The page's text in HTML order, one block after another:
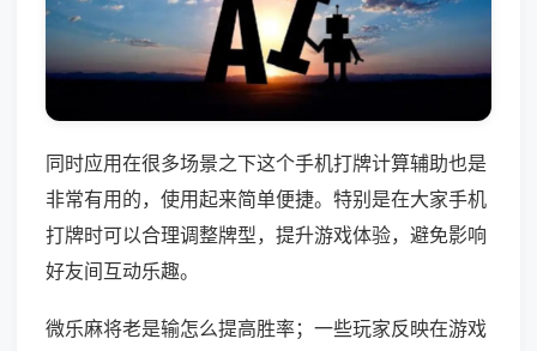
同时应用在很多场景之下这个手机打牌计算辅助也是
非常有用的，使用起来简单便捷。特别是在大家手机
打牌时可以合理调整牌型，提升游戏体验，避免影响
好友间互动乐趣。
微乐麻将老是输怎么提高胜率；一些玩家反映在游戏